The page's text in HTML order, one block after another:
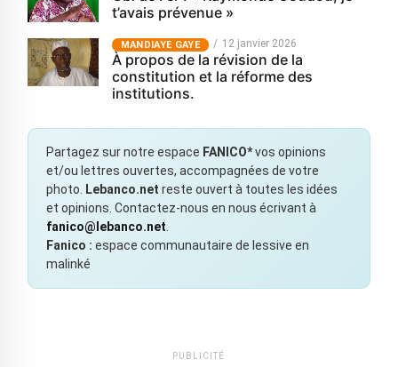
t’avais prévenue »
MANDIAYE GAYE 12 janvier 2026
À propos de la révision de la
constitution et la réforme des
institutions.
Partagez sur notre espace FANICO*vos opinions
et/ou lettres ouvertes, accompagnées de votre
photo.
Lebanco.net reste ouvert à toutes les idées
et opinions. Contactez-nous en nous écrivant à
fanico@lebanco.net
Fanico : espace communautaire de lessive en
malinké
PUBLICITÉ